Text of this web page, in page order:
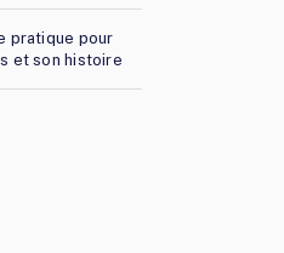
pratique pour
et son histoire